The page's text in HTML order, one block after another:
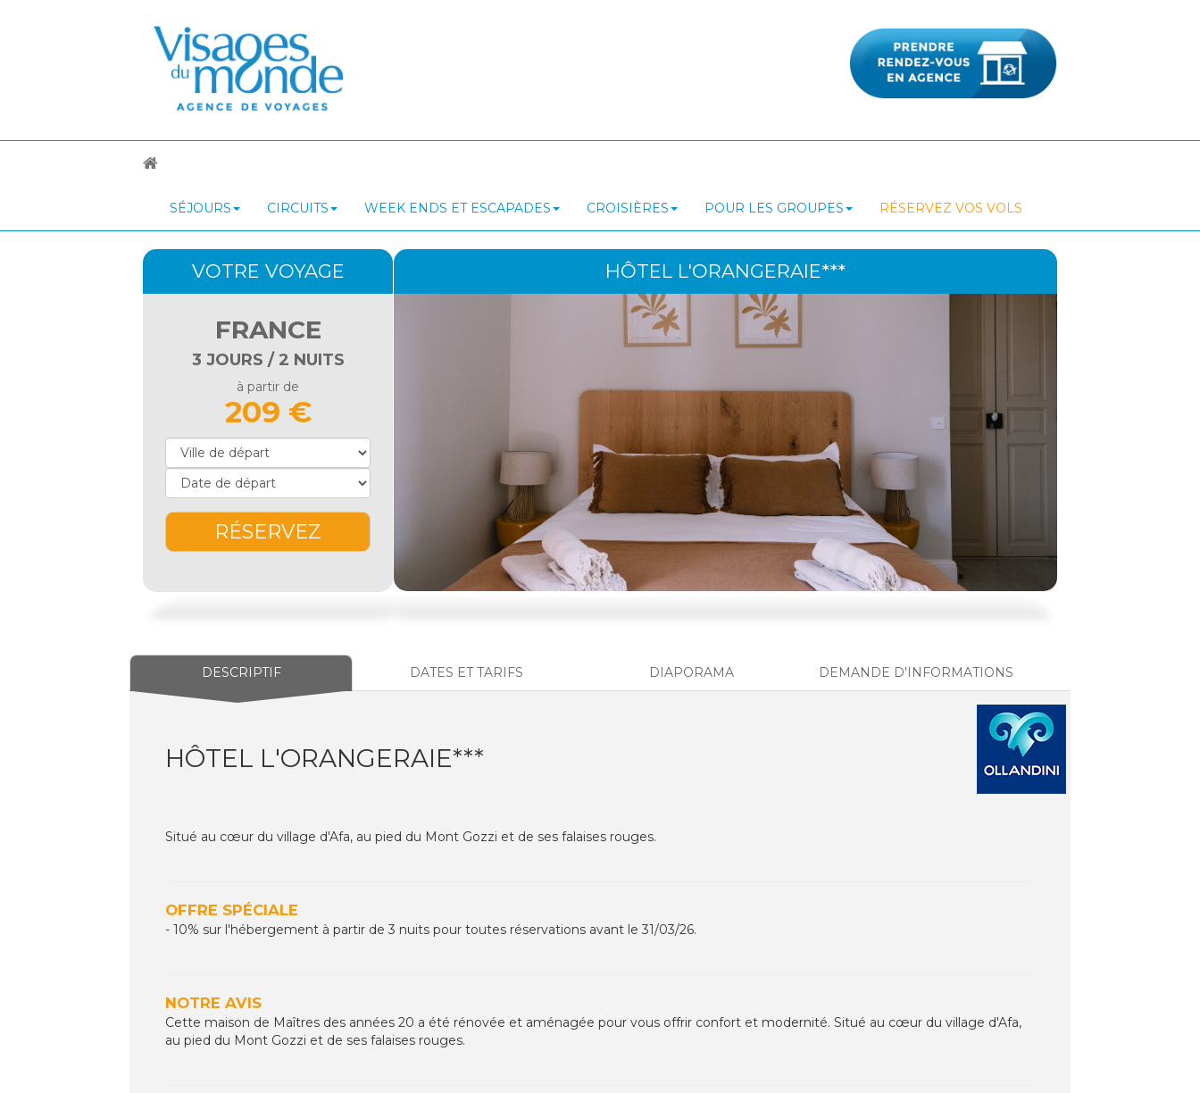
SÉJOURS CIRCUITS WEEK ENDS ET ESCAPADES CROISIÈRES POUR LES GROUPES RÉSERVEZ VOS VOLS
HÔTEL L'ORANGERAIE***
VOTRE VOYAGE
FRANCE
3 JOURS / 2 NUITS
à partir de
209 €
RÉSERVEZ
DESCRIPTIF DATES ET TARIFS DIAPORAMA DEMANDE D'INFORMATIONS
HÔTEL L'ORANGERAIE***
Situé au cœur du village d'Afa, au pied du Mont Gozzi et de ses falaises rouges.
OFFRE SPÉCIALE
- 10% sur l'hébergement à partir de 3 nuits pour toutes réservations avant le 31/03/26.
NOTRE AVIS
Cette maison de Maîtres des années 20 a été rénovée et aménagée pour vous offrir confort et modernité. Situé au cœur du village d'Afa,
au pied du Mont Gozzi et de ses falaises rouges.